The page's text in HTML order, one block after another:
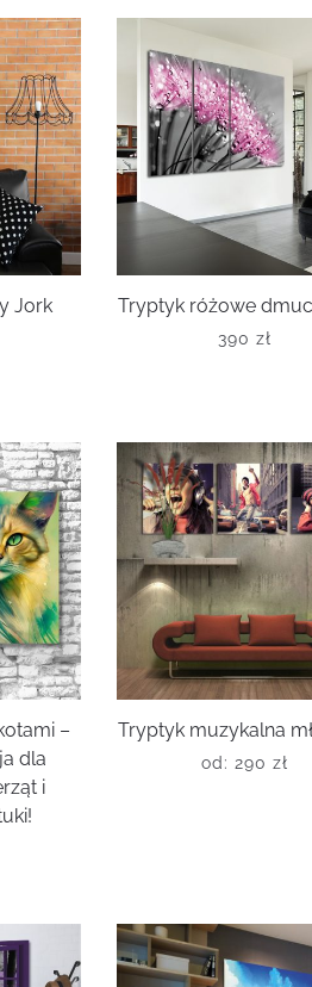
Jork Tryptyk różowe
390zł
–
dla
i
Tryptyk muzykalna
od: 290zł